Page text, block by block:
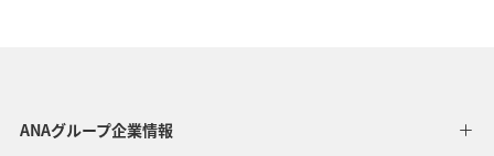
ANAグループ企業情報